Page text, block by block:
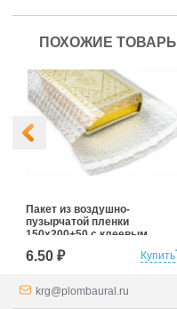
ПОХОЖИЕ ТОВАРЫ
Купить
Пакет из воздушно-
пузырчатой пленки
150х200+50 с клеевым
слоем
6.50 ₽
krg@plombaural.ru